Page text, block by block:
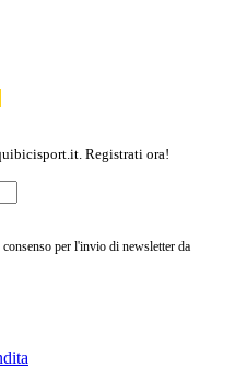
Registrati ora!
per l'invio di newsletter da